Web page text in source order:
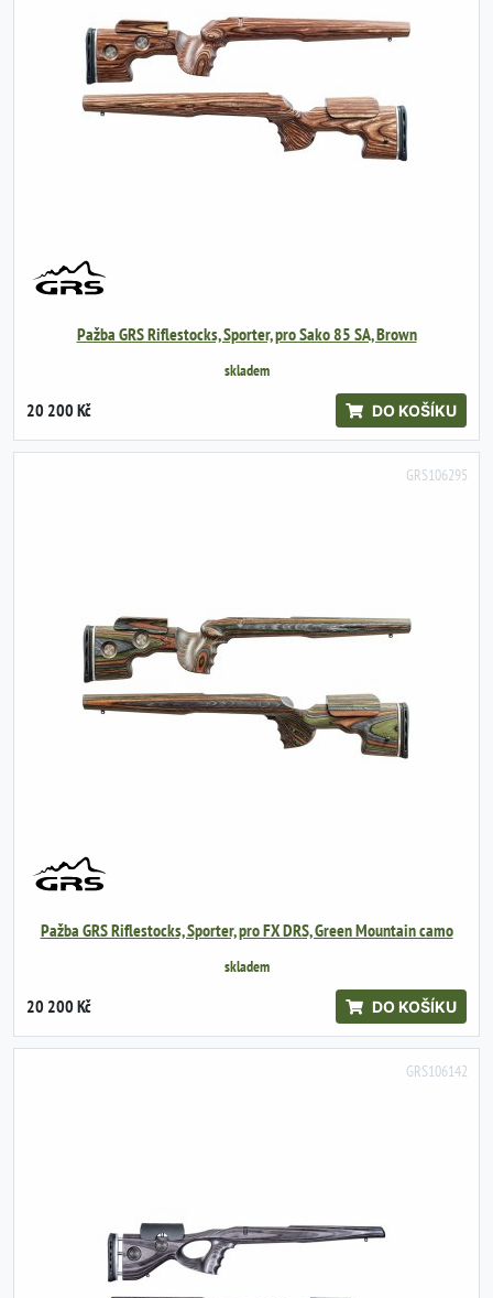
Pažba GRS Riflestocks, Sporter, pro Sako 85 SA, Brown
skladem
20 200 Kč DO KOŠÍKU
GRS106295
Pažba GRS Riflestocks, Sporter, pro FX DRS, Green Mountain camo
skladem
20 200 Kč DO KOŠÍKU
GRS106142